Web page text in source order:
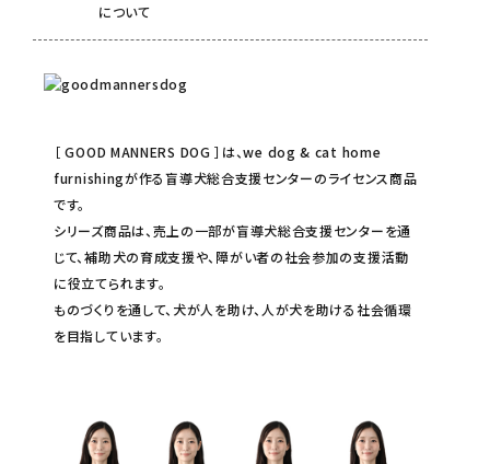
について
［ GOOD MANNERS DOG ］は、we dog & cat home
furnishingが作る盲導犬総合支援センターのライセンス商品
です。
シリーズ商品は、売上の一部が盲導犬総合支援センターを通
じて、補助犬の育成支援や、障がい者の社会参加の支援活動
に役立てられます。
ものづくりを通して、犬が人を助け、人が犬を助ける社会循環
を目指しています。